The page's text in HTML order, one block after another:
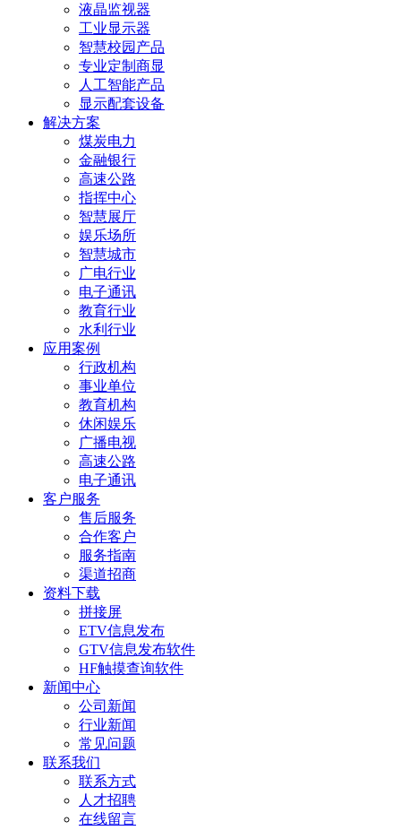
液晶监视器
工业显示器
智慧校园产品
专业定制商显
人工智能产品
显示配套设备
解决方案
煤炭电力
金融银行
高速公路
指挥中心
智慧展厅
娱乐场所
智慧城市
广电行业
电子通讯
教育行业
水利行业
应用案例
行政机构
事业单位
教育机构
休闲娱乐
广播电视
高速公路
电子通讯
客户服务
售后服务
合作客户
服务指南
渠道招商
资料下载
拼接屏
ETV信息发布
GTV信息发布软件
HF触摸查询软件
新闻中心
公司新闻
行业新闻
常见问题
联系我们
联系方式
人才招聘
在线留言